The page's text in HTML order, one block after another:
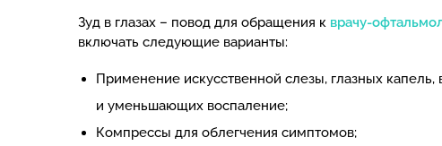
Зуд в глазах – повод для обращения к врачу-
включать следующие варианты:
Применение искусственной слезы, глазных
и уменьшающих воспаление;
Компрессы для облегчения симптомов;